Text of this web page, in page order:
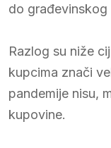
do građevinskog
Razlog su niže
kupcima znači
pandemije nisu,
kupovine.